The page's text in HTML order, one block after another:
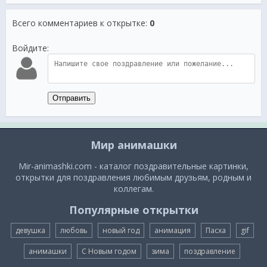
Всего комментариев к открытке: 0
Войдите:
Отправить
Мир анимашки
Mir-animashki.com - каталог поздравительные картинки,
открытки для поздравления любимым друзьям, родным и
коллегам.
Популярные открытки
девушка любовь новый год анимация Пасха gif
анимашки С Новым годом зима поздравление